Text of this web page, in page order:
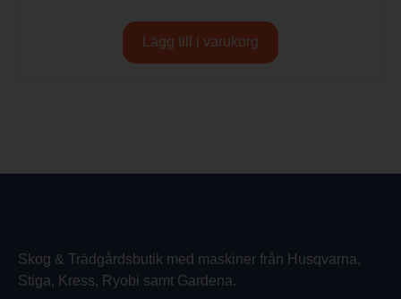
Lägg till i varukorg
Skog & Trädgårdsbutik med maskiner från Husqvarna,
Stiga, Kress, Ryobi samt Gardena.